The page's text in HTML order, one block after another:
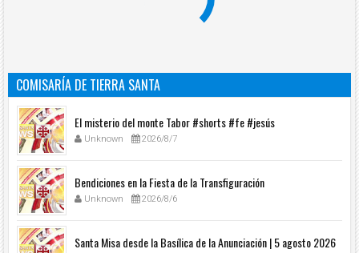
COMISARÍA DE TIERRA SANTA
El misterio del monte Tabor #shorts #fe #jesús
Unknown 2026/8/7
Bendiciones en la Fiesta de la Transfiguración
Unknown 2026/8/6
Santa Misa desde la Basílica de la Anunciación | 5 agosto 2026